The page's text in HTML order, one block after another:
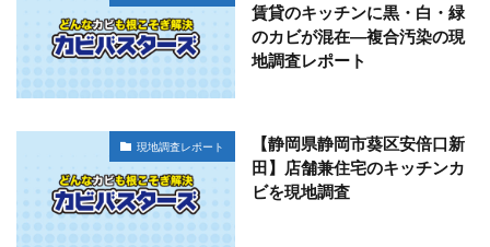
賃貸のキッチンに黒・白・緑
のカビが混在―複合汚染の現
地調査レポート
現地調査レポート
【静岡県静岡市葵区安倍口新
田】店舗兼住宅のキッチンカ
ビを現地調査